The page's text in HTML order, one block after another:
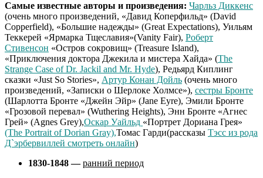
Самые известные авторы и произведения: Чарльз Диккенс
(очень много произведений, «Давид Коперфильд» (David
Copperfield), «Большие надежды» (Great Expectations), Уильям
Теккерей «Ярмарка Тщеславия»(Vanity Fair), Роберт
Стивенсон «Остров сокровищ» (Treasure Island),
«Приключения доктора Джекила и мистера Хайда» (The
Strange Case of Dr. Jackil and Mr. Hyde), Редьярд Киплинг
сказки «Just So Stories», Артур Конан Дойль (очень много
произведений, «Записки о Шерлоке Холмсе»), сестры Бронте
(Шарлотта Бронте «Джейн Эйр» (Jane Eyre), Эмили Бронте
«Грозовой перевал» (Wuthering Heights), Энн Бронте «Агнес
Грей» (Agnes Grey),Оскар Уайльд «Портрет Дориана Грея»
(The Portrait of Dorian Gray),Томас Гарди(рассказы Тэсс из рода
Д`эрбервиллей смотреть онлайн)
1830-1848 —ранний период